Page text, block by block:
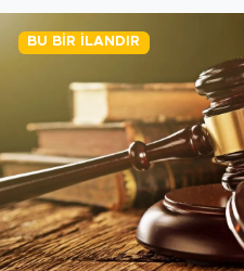
BU BIR İLANDIR
ANALİZ
KULİS
YAZARLAR
DİNİ